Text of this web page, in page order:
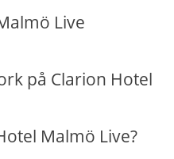
Live
på Clarion Hotel
Malmö Live?